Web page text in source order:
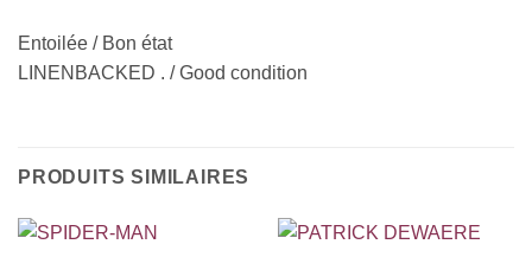
Entoilée / Bon état
LINENBACKED . / Good condition
PRODUITS SIMILAIRES